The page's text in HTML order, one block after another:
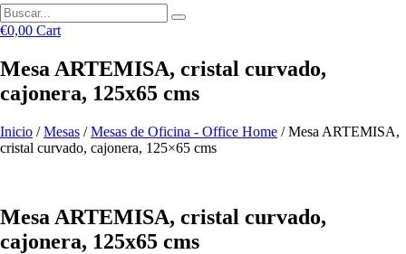
€0,00 Cart
Mesa ARTEMISA, cristal curvado,
cajonera, 125x65 cms
Inicio /Mesas /Mesas de Oficina - Office Home / Mesa ARTEMISA,
cristal curvado, cajonera, 125×65 cms
Mesa ARTEMISA, cristal curvado,
cajonera, 125x65 cms